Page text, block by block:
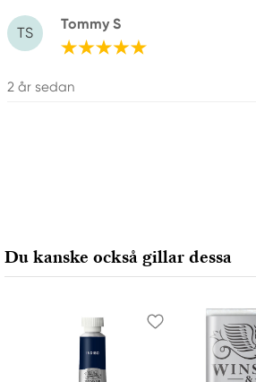
TS
Tommy S
2 år sedan
Du kanske också gillar dessa